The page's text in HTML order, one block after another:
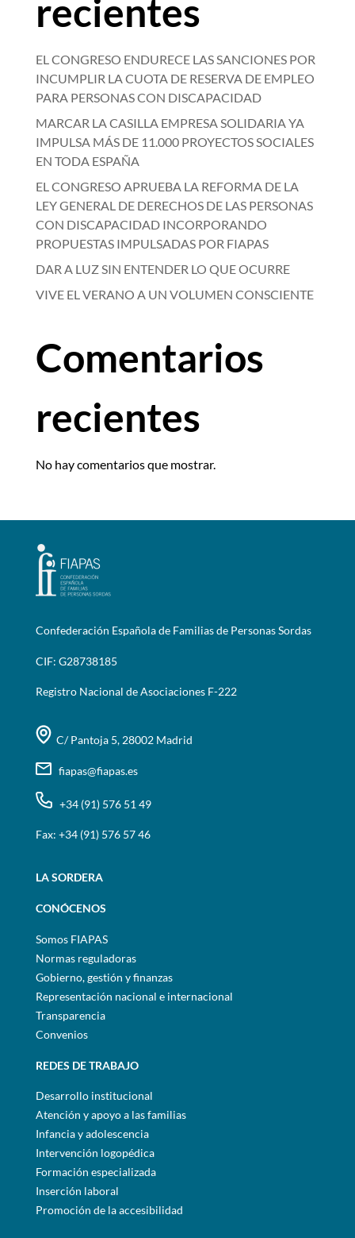
recientes
EL CONGRESO ENDURECE LAS SANCIONES POR
INCUMPLIR LA CUOTA DE RESERVA DE EMPLEO
PARA PERSONAS CON DISCAPACIDAD
MARCAR LA CASILLA EMPRESA SOLIDARIA YA
IMPULSA MÁS DE 11.000 PROYECTOS SOCIALES
EN TODA ESPAÑA
EL CONGRESO APRUEBA LA REFORMA DE LA
LEY GENERAL DE DERECHOS DE LAS PERSONAS
CON DISCAPACIDAD INCORPORANDO
PROPUESTAS IMPULSADAS POR FIAPAS
DAR A LUZ SIN ENTENDER LO QUE OCURRE
VIVE EL VERANO A UN VOLUMEN CONSCIENTE
Comentarios
recientes
No hay comentarios que mostrar.
Confederación Española de Familias de Personas Sordas
CIF: G28738185
Registro Nacional de Asociaciones F-222
C/ Pantoja 5, 28002 Madrid
fiapas@fiapas.es
+34 (91) 576 51 49
Fax: +34 (91) 576 57 46
LA SORDERA
CONÓCENOS
Somos FIAPAS
Normas reguladoras
Gobierno, gestión y finanzas
Representación nacional e internacional
Transparencia
Convenios
REDES DE TRABAJO
Desarrollo institucional
Atención y apoyo a las familias
Infancia y adolescencia
Intervención logopédica
Formación especializada
Inserción laboral
Promoción de la accesibilidad